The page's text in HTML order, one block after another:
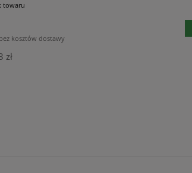
towaru
kosztów dostawy
zł